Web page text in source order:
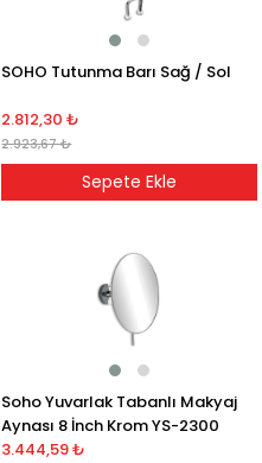
SOHO Tutunma Barı Sağ / Sol
2.812,30 ₺
2.923,67 ₺
Sepete Ekle
Soho Yuvarlak Tabanlı Makyaj
Aynası 8 İnch Krom YS-2300
3.444,59 ₺